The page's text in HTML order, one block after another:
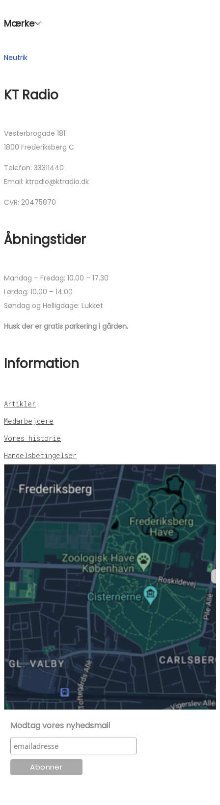
Mærke
Neutrik
KT Radio
Vesterbrogade 181
1800 Frederiksberg C
Telefon: 33311440
Email: ktradio@ktradio.dk
CVR: 20475870
Åbningstider
Mandag – Fredag: 10.00 – 17.30
Lørdag: 10.00 – 14.00
Søndag og Helligdage: Lukket
Husk der er gratis parkering i gården.
Information
Artikler
Medarbejdere
Vores historie
Handelsbetingelser
Modtag vores nyhedsmail